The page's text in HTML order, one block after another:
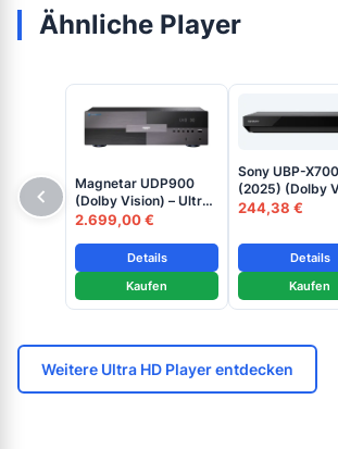
Ähnliche Player
Magnetar UDP900
(Dolby Vision) – Ultra
HD Blu-ray Disc
2.699,00 €
Details
Kaufen
Sony UBP-
(2025) (Dolby
– Ultra HD Blu-
244,38 €
Details
Kaufen
Weitere Ultra HD Player entdecken